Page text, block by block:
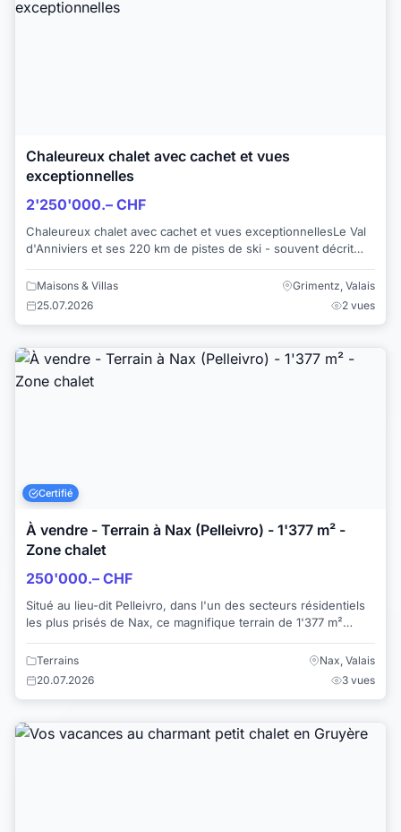
Chaleureux chalet avec cachet et vues
exceptionnelles
2'250'000.– CHF
Chaleureux chalet avec cachet et vues exceptionnellesLe Val
d'Anniviers et ses 220 km de pistes de ski - souvent décrit
Maisons & Villas
Grimentz, Valais
25.07.2026
2 vues
Certifié
À vendre - Terrain à Nax (Pelleivro) - 1'377 m² -
Zone chalet
250'000.– CHF
Situé au lieu-dit Pelleivro, dans l'un des secteurs résidentiels
les plus prisés de Nax, ce magnifique terrain de 1'377 m²
bénéficie d'un ensoleilleme...
Terrains
Nax, Valais
20.07.2026
3 vues